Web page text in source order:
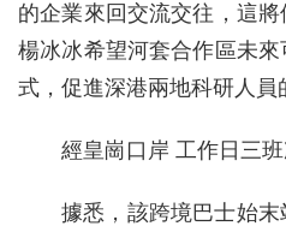
的企業來回交流交往，這將
楊冰冰希望河套合作區未
式，促進深港兩地科研人員
經皇崗口岸 工作日三
據悉，該跨境巴士始